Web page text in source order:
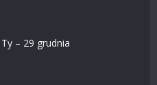
– 29 grudnia